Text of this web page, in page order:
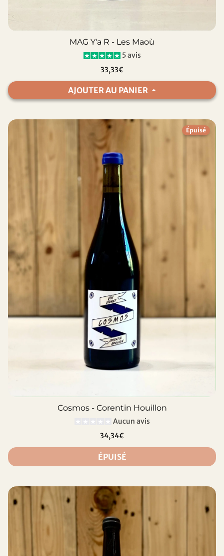
MAG Y'a R - Les Maoù
5 avis
33,33€
AJOUTER AU PANIER
Épuisé
Cosmos - Corentin Houillon
Aucun avis
34,34€
ÉPUISÉ